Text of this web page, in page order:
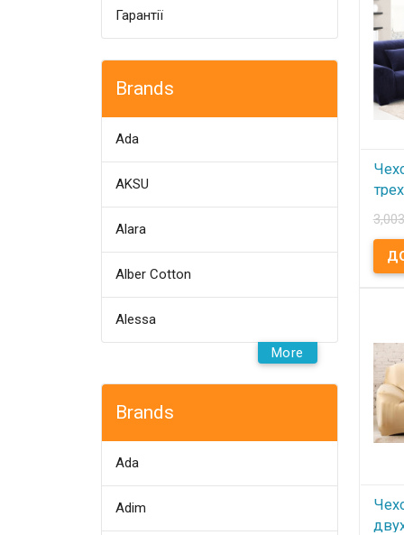
Гарантії
Brands
Ada
AKSU
Alara
Alber Cotton
Alessa
More
Brands
Ada
Adim
Вы
В
см.